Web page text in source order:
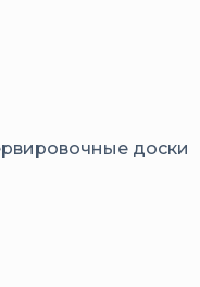
доски